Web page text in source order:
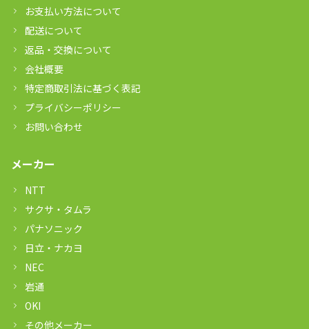
お支払い方法について
配送について
返品・交換について
会社概要
特定商取引法に基づく表記
プライバシーポリシー
お問い合わせ
メーカー
NTT
サクサ・タムラ
パナソニック
日立・ナカヨ
NEC
岩通
OKI
その他メーカー